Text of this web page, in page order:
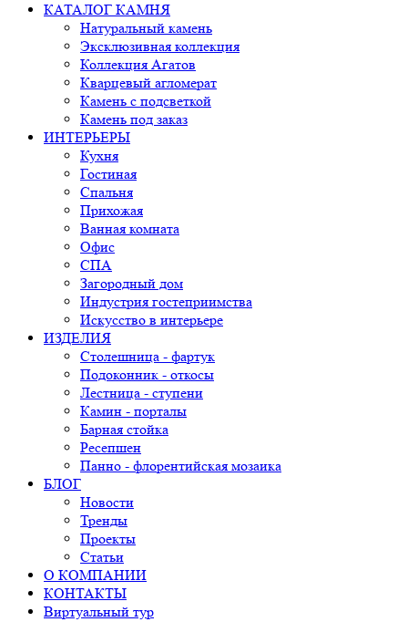
КАТАЛОГ КАМНЯ
Натуральный камень
Эксклюзивная коллекция
Коллекция Агатов
Кварцевый агломерат
Камень с подсветкой
Камень под заказ
ИНТЕРЬЕРЫ
Кухня
Гостиная
Спальня
Прихожая
Ванная комната
Офис
СПА
Загородный дом
Индустрия гостеприимства
Искусство в интерьере
ИЗДЕЛИЯ
Столешница - фартук
Подоконник - откосы
Лестница - ступени
Камин - порталы
Барная стойка
Ресепшен
Панно - флорентийская мозаика
БЛОГ
Новости
Тренды
Проекты
Статьи
О КОМПАНИИ
КОНТАКТЫ
Виртуальный тур